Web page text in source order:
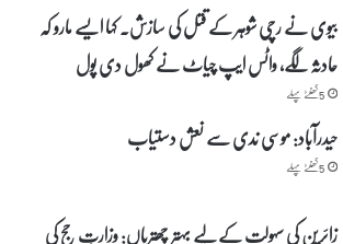
بیوی نے رچی شوہر کے قتل کی سازش۔ کہا ایسے مارو کہ
حادثہ لگے، واٹس ایپ چیاٹ نے کھول دی پول
5 گھنٹے پہلے
حیدرآباد: موسی ندی سے نعش دستیاب
5 گھنٹے پہلے
زائرین کی سہولت کے لیے بہتر چھتریاں: وزارتِ حج کی